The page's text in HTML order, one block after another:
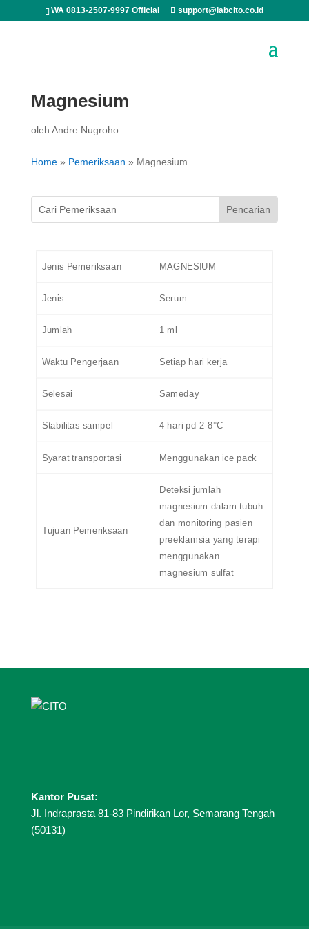
WA 0813-2507-9997 Official support@labcito.co.id
Magnesium
oleh Andre Nugroho
Home» Pemeriksaan » Magnesium
Jenis Pemeriksaan MAGNESIUM
Jenis Serum
Jumlah 1 ml
Waktu Pengerjaan Setiap hari kerja
Selesai Sameday
Stabilitas sampel 4 hari pd 2-8°C
Syarat transportasi Menggunakan ice pack
Tujuan Pemeriksaan
Deteksi jumlah
magnesium dalam tubuh
dan monitoring pasien
preeklamsia yang terapi
menggunakan
magnesium sulfat
Kantor Pusat:
Jl. Indraprasta 81-83 Pindirikan Lor, Semarang Tengah
(50131)